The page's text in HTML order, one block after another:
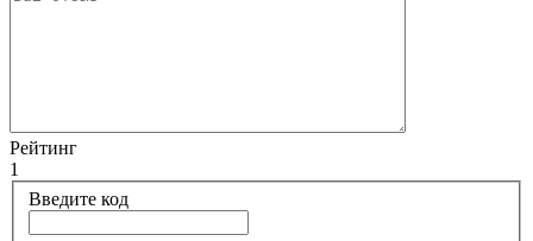
Рейтинг
1
Введите код